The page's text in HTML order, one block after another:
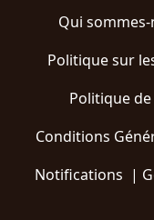
Qui sommes-
Politique sur
Politique
Conditions
Notifications |